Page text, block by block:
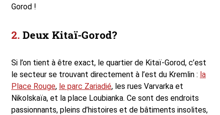
Gorod !
Deux Kitaï-Gorod?
Si l’on tient à être exact, le quartier de Kitaï-Gorod, c’est
le secteur se trouvant directement à l’est du Kremlin : la
Place Rouge, le parc Zariadié, les rues Varvarka et
Nikolskaïa, et la place Loubianka. Ce sont des endroits
passionnants, pleins d’histoires et de bâtiments insolites,